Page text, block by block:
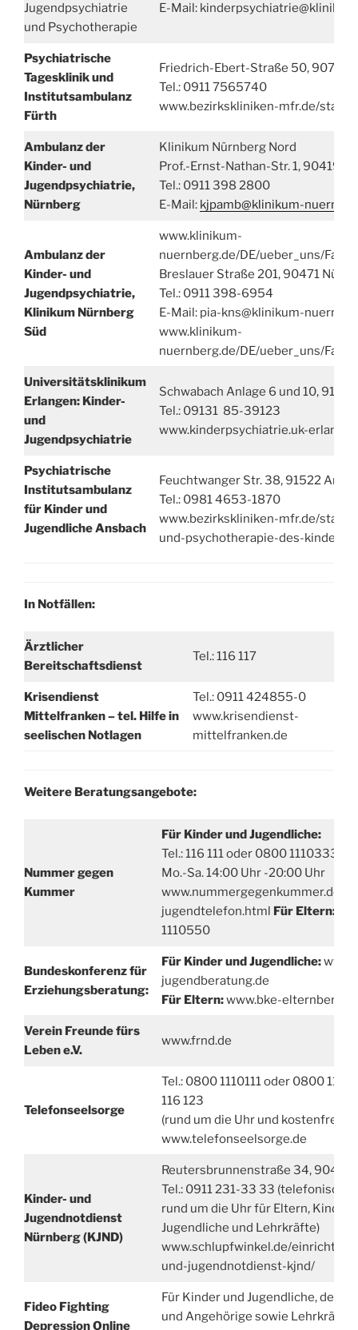
Jugendpsychiatrie
und Psychotherapie
E-Mail:
Psychiatrische
Tagesklinik und
Institutsambulanz
Fürth
Friedrich-Ebert-Straße 50, 90766
Tel.: 0911 7565740
www.bezirkskliniken-mfr.de/
Ambulanz der
Kinder- und
Jugendpsychiatrie,
Nürnberg
Klinikum Nürnberg Nord
Prof.-Ernst-Nathan-Str. 1, 90419
Tel.: 0911 398 2800
E-Mail: kjpamb@klinikum-
Ambulanz der
Kinder- und
Jugendpsychiatrie,
Klinikum Nürnberg
Süd
www.klinikum-
nuernberg.de/DE/ueber_uns/
Breslauer Straße 201, 90471
Tel.: 0911 398-6954
E-Mail: pia-kns@klinikum-
www.klinikum-
nuernberg.de/DE/ueber_uns/
Universitätsklinikum
Erlangen: Kinder-
und
Jugendpsychiatrie
Schwabach Anlage 6 und 10,
Tel.: 09131 85-39123
www.kinderpsychiatrie.uk-
Psychiatrische
Institutsambulanz
für Kinder und
Jugendliche Ansbach
Feuchtwanger Str. 38, 91522
Tel.: 0981 4653-1870
www.bezirkskliniken-mfr.de/
und-psychotherapie-des-kinder-
In Notfällen:
Ärztlicher
Bereitschaftsdienst
Tel.: 116 117
Krisendienst
Mittelfranken – tel. Hilfe in
seelischen Notlagen
Tel.: 0911 424855-0
www.krisendienst-
mittelfranken.de
Weitere Beratungsangebote:
Nummer gegen
Kummer
Für Kinder und Jugendliche:
Tel.: 116 111 oder 0800 1110333
Mo.-Sa. 14:00 Uhr -20:00 Uhr
www.nummergegenkummer.de/
jugendtelefon.html Für Eltern:
1110550
Bundeskonferenz für
Erziehungsberatung:
Für Kinder und Jugendliche:
jugendberatung.de
Für Eltern:www.bke-
Verein Freunde fürs
Leben e.V.
www.frnd.de
Telefonseelsorge
Tel.: 0800 1110111 oder 0800
116 123
(rund um die Uhr und kostenfrei)
www.telefonseelsorge.de
Kinder- und
Jugendnotdienst
Nürnberg (KJND)
Reutersbrunnenstraße 34, 90429
Tel.: 0911 231-33 33 (telefonische
rund um die Uhr für Eltern, Kinder,
Jugendliche und Lehrkräfte)
www.schlupfwinkel.de/
und-jugendnotdienst-kjnd/
Fideo Fighting
Depression Online
Für Kinder und Jugendliche, deren
und Angehörige sowie Lehrkräfte